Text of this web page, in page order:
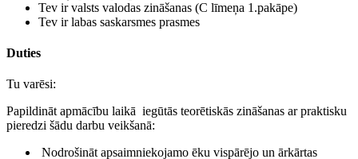
Tev ir valsts valodas zināšanas (C līmeņa 1.pakāpe)
Tev ir labas saskarsmes prasmes
Duties
Tu varēsi:
Papildināt apmācību laikā iegūtās teorētiskās zināšanas ar praktisku
pieredzi šādu darbu veikšanā:
Nodrošināt apsaimniekojamo ēku vispārējo un ārkārtas